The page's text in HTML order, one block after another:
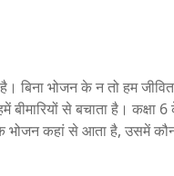
है। बिना भोजन के न तो हम
से बचाता है। कक्षा 6
भोजन कहां से आता है, उसमें